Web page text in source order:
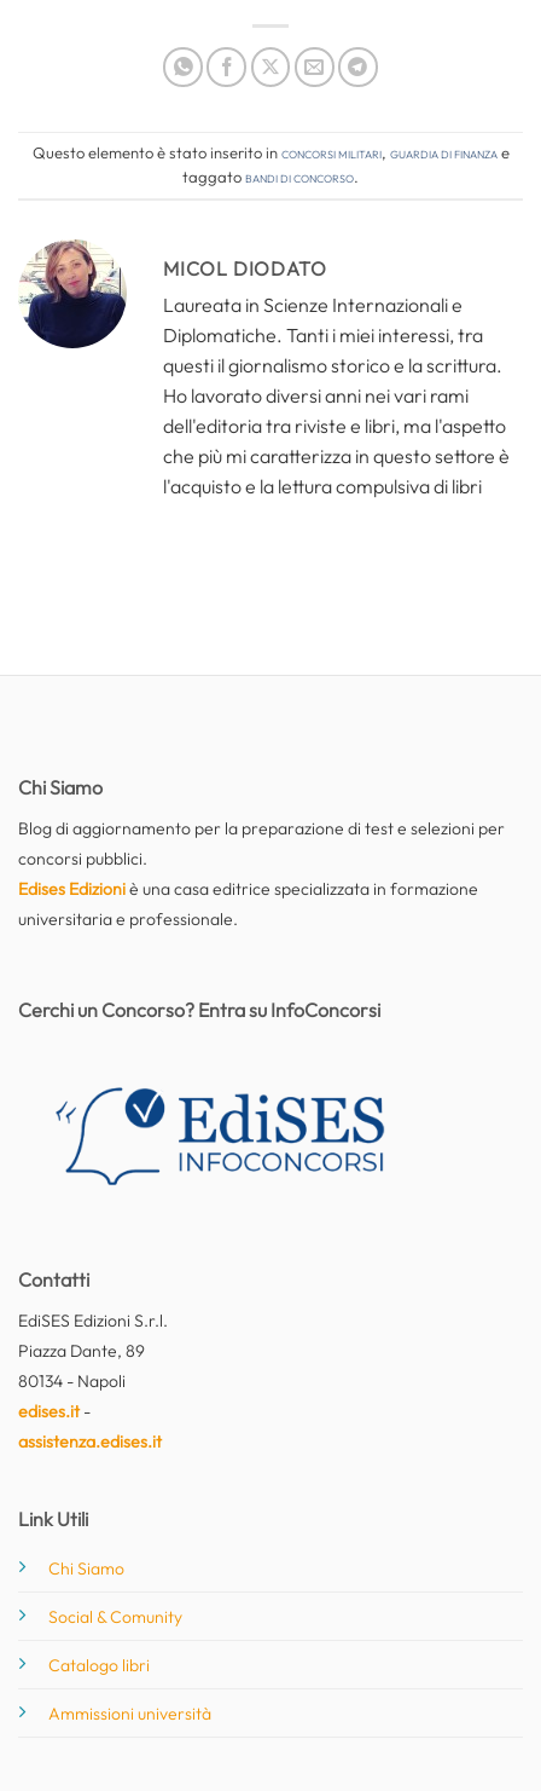
Questo elemento è stato inserito inConcorsi Militari, Guardia di Finanzae
taggatobandi di concorso.
MICOL DIODATO
Laureata in Scienze Internazionali e
Diplomatiche. Tanti i miei interessi, tra
questi il giornalismo storico e la scrittura.
Ho lavorato diversi anni nei vari rami
dell'editoria tra riviste e libri, ma l'aspetto
che più mi caratterizza in questo settore è
l'acquisto e la lettura compulsiva di libri
Chi Siamo
Blog di aggiornamento per la preparazione di test e selezioni per
concorsi pubblici.
Edises Edizioniè una casa editrice specializzata in formazione
universitaria e professionale.
Contatti
EdiSES Edizioni S.r.l.
Piazza Dante, 89
80134 - Napoli
edises.it-
assistenza.edises.it
Link Utili
Chi Siamo
Social & Comunity
Catalogo libri
Ammissioni università
Cerchi un Concorso? Entra su InfoConcorsi